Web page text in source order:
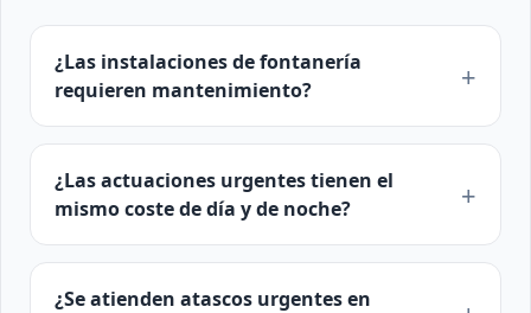
¿Las instalaciones de fontanería
requieren mantenimiento?
¿Las actuaciones urgentes tienen el
mismo coste de día y de noche?
¿Se atienden atascos urgentes en